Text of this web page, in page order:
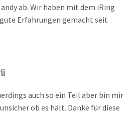
ab. Wir haben mit dem iRing
Erfahrungen gemacht seit
auch so ein Teil aber bin mir
ob es hält. Danke für diese